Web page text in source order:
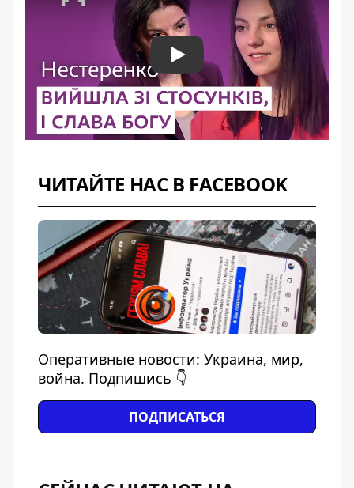
Play
ЧИТАЙТЕ НАС В FACEBOOK
Оперативные новости: Украина, мир,
война. Подпишись 👇
ПОДПИСАТЬСЯ